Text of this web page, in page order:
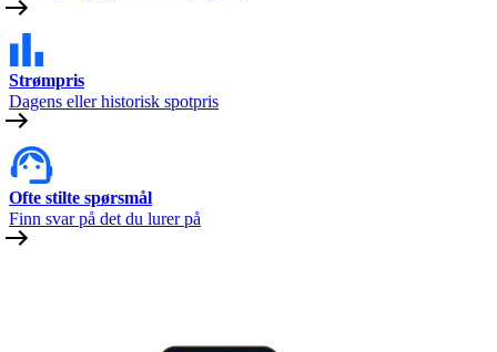
Strømpris
Dagens eller historisk spotpris
Ofte stilte spørsmål
Finn svar på det du lurer på